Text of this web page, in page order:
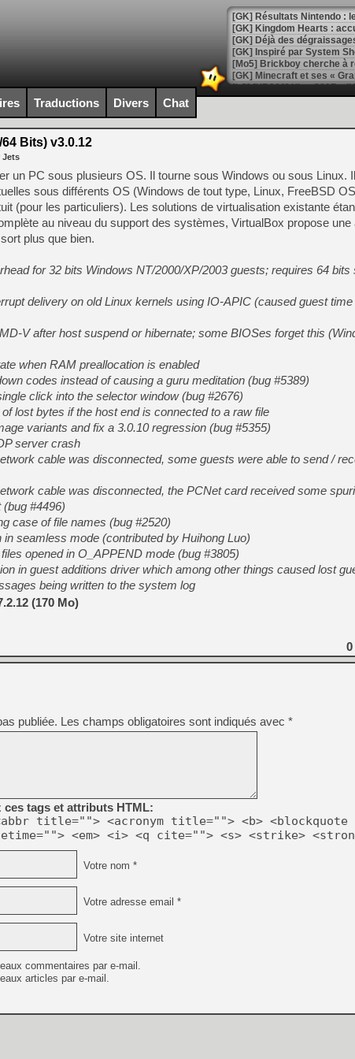
[GK] Résultats Nintendo :
[GK] Déjà des
[Mo5] Brickboy cherche à
[GK] Minecraft et ses «
[GK] Beast of
[GK] Ubisoft : fin de partie
[GK] Mémoire cash -
[GK] Dan Houser (GTA)
[GK] Comment EA Sports
[GK] Crimson Moon : un
[GK] Isle of Reveries : le
[GK] Moonlighter 2 : The
[GK] Capcom relance
[Mo5] Deux inédits du
[GK] Le beat'em up The
[GK] Endless Legend 2 :
[LS] [PS5] Le WebKit
[GK] Oubliez Crazy Taxi,
[LS] [Switch] NSZ 5.0.0
[GK] No More Room in
[GK] Un chatbot Atelier
[GK] Mémoire cash -
[GK] Nvidia : le prix des
[GK] Suikoden Star Leap
[Mo5] La mini borne
[GK] Atari renoue avec les
[GK] Le studio de FIFA
[GK] La PlayStation 1 en
[GK] Dawn of War 4 : les
[GK] Mémoire cash -
Traductions Divers Chat
Bits) v3.0.12
Jets
un PC sous plusieurs OS. Il tourne sous Windows ou sous Linux.
sous différents OS (Windows de tout type, Linux, FreeBSD
(pour les particuliers). Les solutions de virtualisation existante
au niveau du support des systèmes, VirtualBox propose une
plus que bien.
for 32 bits Windows NT/2000/XP/2003 guests; requires 64 bits
delivery on old Linux kernels using IO-APIC (caused guest time
V after host suspend or hibernate; some BIOSes forget this
when RAM preallocation is enabled
codes instead of causing a guru meditation (bug #5389)
click into the selector window (bug #2676)
lost bytes if the host end is connected to a raw file
variants and fix a 3.0.10 regression (bug #5355)
server crash
cable was disconnected, some guests were able to send /
cable was disconnected, the PCNet card received some
#4496)
case of file names (bug #2520)
seamless mode (contributed by Huihong Luo)
opened in O_APPEND mode (bug #3805)
in guest additions driver which among other things caused lost
being written to the system log
(170 Mo)
0
publiée. Les champs obligatoires sont indiqués avec *
ces tags et attributs HTML:
title=""> <acronym title=""> <b> <blockquote
<em> <i> <q cite=""> <s> <strike>
Votre nom *
Votre adresse email *
Votre site internet
commentaires par e-mail.
articles par e-mail.